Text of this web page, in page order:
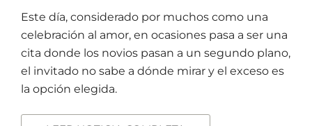
Este día, considerado por muchos como una
celebración al amor, en ocasiones pasa a ser una
cita donde los novios pasan a un segundo plano,
el invitado no sabe a dónde mirar y el exceso es
la opción elegida.